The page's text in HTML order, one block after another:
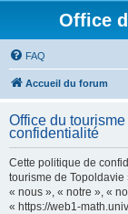
Office
FAQ
Accueil du forum
Office du
confidentialité
Cette politique de
tourisme de
« nous », « notre », «
« https://web1-